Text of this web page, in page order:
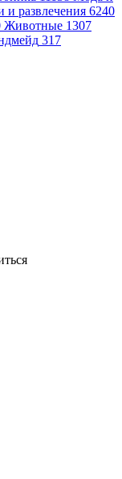
и развлечения 6240
Животные 1307
317